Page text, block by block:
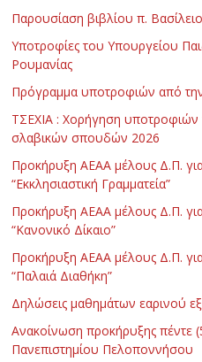
Παρουσίαση βιβλίου π.
Υποτροφίες του Υπουργείου
Ρουμανίας
Πρόγραμμα υποτροφιών από
ΤΣΕΧΙΑ : Χορήγηση υποτροφιών
σλαβικών σπουδών 2026
Προκήρυξη ΑΕΑΑ μέλους Δ.Π. για
“Εκκλησιαστική Γραμματεία”
Προκήρυξη ΑΕΑΑ μέλους Δ.Π. για
“Κανονικό Δίκαιο”
Προκήρυξη ΑΕΑΑ μέλους Δ.Π. για
“Παλαιά Διαθήκη”
Δηλώσεις μαθημάτων εαρινού
Ανακοίνωση προκήρυξης
Πανεπιστημίου Πελοποννήσου